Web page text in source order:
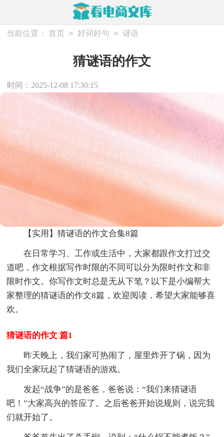
当前位置： 首页 > 好词好句 > 谜语
猜谜语的作文
时间：2025-12-08 17:30:15
【实用】猜谜语的作文合集8篇
在日常学习、工作或生活中，大家都跟作文打过交
道吧，作文根据写作时限的不同可以分为限时作文和非
限时作文。你写作文时总是无从下笔？以下是小编帮大
家整理的猜谜语的作文8篇，欢迎阅读，希望大家能够喜
欢。
猜谜语的作文 篇1
昨天晚上，我们家可热闹了，屋里炸开了锅，因为
我们全家玩起了猜谜语的游戏。
发起“战争”的是爸爸，爸爸说：“我们来猜谜语
吧！”大家高兴的答应了。之后爸爸开始说规则，说完我
们就开始了。